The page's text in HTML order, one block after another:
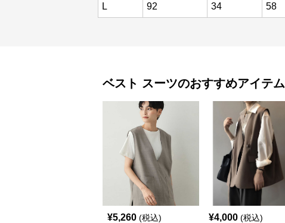
L 92 34 58
ベスト スーツのおすすめアイテム
¥5,260 (税込) ¥4,000 (税込)